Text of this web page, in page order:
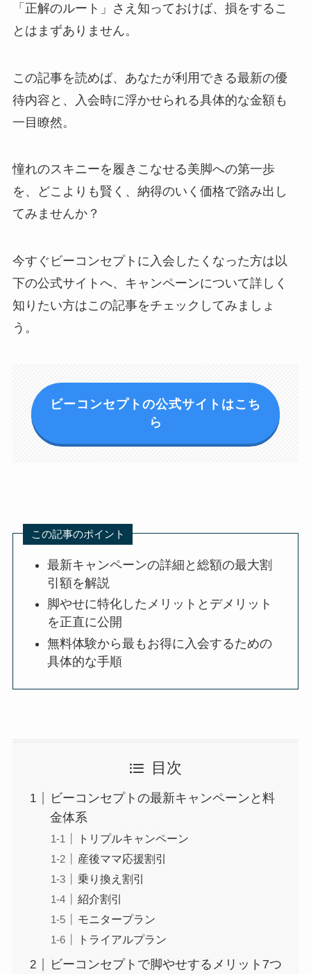
「正解のルート」さえ知っておけば、損をするこ
とはまずありません。
この記事を読めば、あなたが利用できる最新の優
待内容と、入会時に浮かせられる具体的な金額も
一目瞭然。
憧れのスキニーを履きこなせる美脚への第一歩
を、どこよりも賢く、納得のいく価格で踏み出し
てみませんか？
今すぐビーコンセプトに入会したくなった方は以
下の公式サイトへ、キャンペーンについて詳しく
知りたい方はこの記事をチェックしてみましょ
う。
ビーコンセプトの公式サイトはこち
ら
この記事のポイント
最新キャンペーンの詳細と総額の最大割
引額を解説
脚やせに特化したメリットとデメリット
を正直に公開
無料体験から最もお得に入会するための
具体的な手順
目次
ビーコンセプトの最新キャンペーンと料
金体系
トリプルキャンペーン
産後ママ応援割引
乗り換え割引
紹介割引
モニタープラン
トライアルプラン
ビーコンセプトで脚やせするメリット7つ